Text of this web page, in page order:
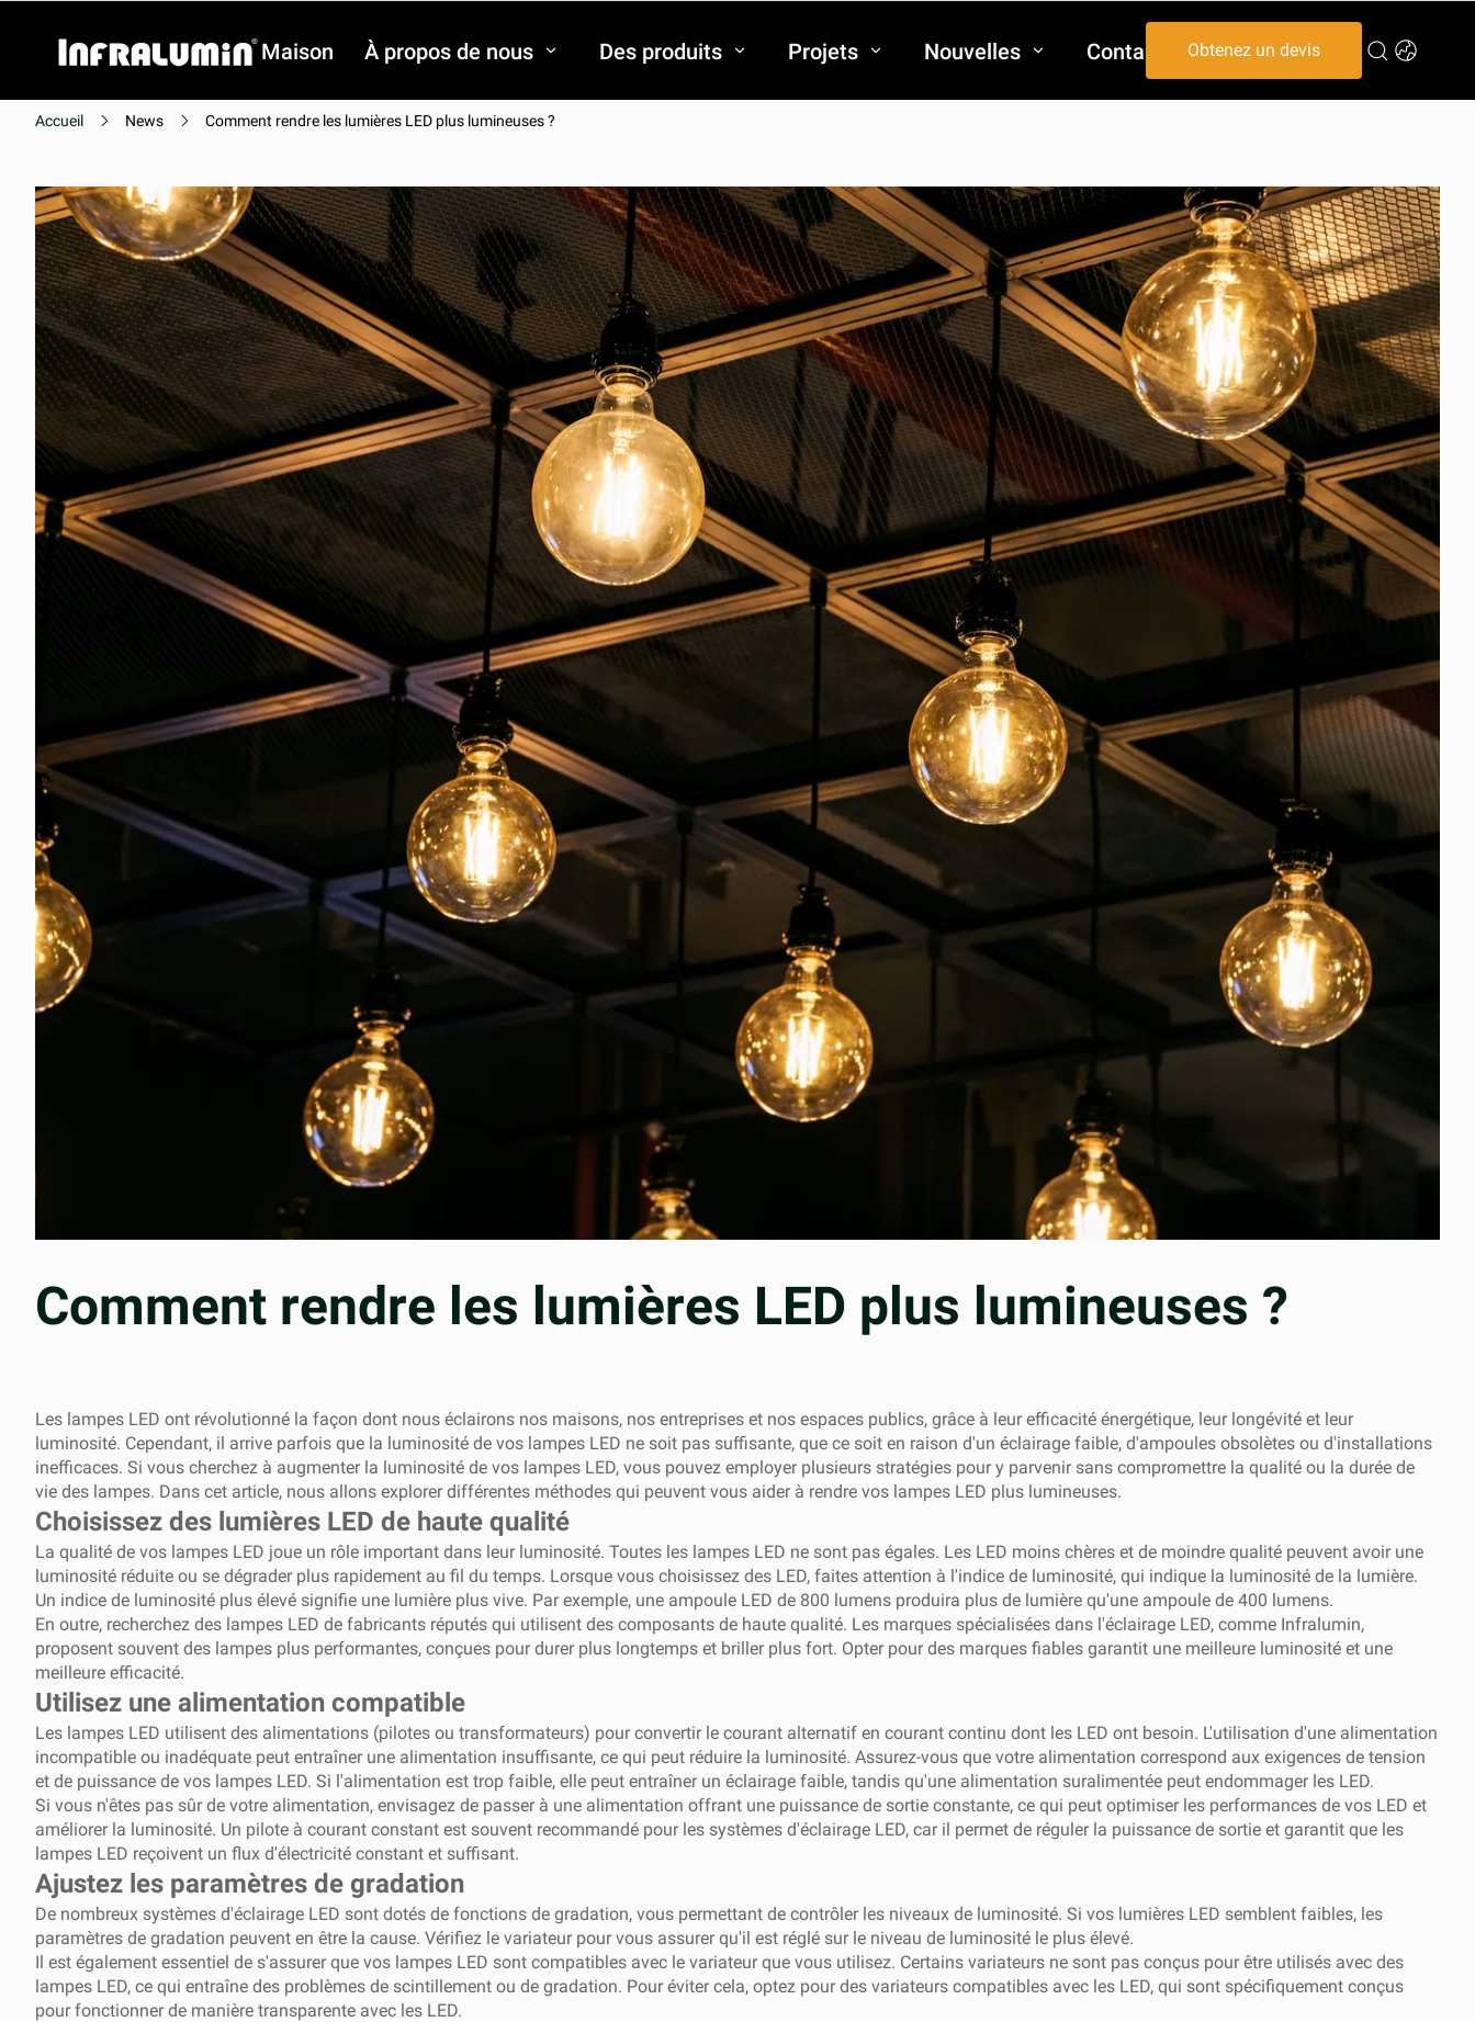
Maison À propos de nous Des produits Projets Nouvelles Contactez-nousObtenez un devis
Accueil News Comment rendre les lumières LED plus lumineuses ?
Comment rendre les lumières LED plus lumineuses ?
Les lampes LED ont révolutionné la façon dont nous éclairons nos maisons, nos entreprises et nos espaces publics, grâce à leur efficacité énergétique, leur longévité et leur
luminosité. Cependant, il arrive parfois que la luminosité de vos lampes LED ne soit pas suffisante, que ce soit en raison d'un éclairage faible, d'ampoules obsolètes ou d'installations
inefficaces. Si vous cherchez à augmenter la luminosité de vos lampes LED, vous pouvez employer plusieurs stratégies pour y parvenir sans compromettre la qualité ou la durée de
vie des lampes. Dans cet article, nous allons explorer différentes méthodes qui peuvent vous aider à rendre vos lampes LED plus lumineuses.
Choisissez des lumières LED de haute qualité
La qualité de vos lampes LED joue un rôle important dans leur luminosité. Toutes les lampes LED ne sont pas égales. Les LED moins chères et de moindre qualité peuvent avoir une
luminosité réduite ou se dégrader plus rapidement au fil du temps. Lorsque vous choisissez des LED, faites attention à l'indice de luminosité, qui indique la luminosité de la lumière.
Un indice de luminosité plus élevé signifie une lumière plus vive. Par exemple, une ampoule LED de 800 lumens produira plus de lumière qu'une ampoule de 400 lumens.
En outre, recherchez des lampes LED de fabricants réputés qui utilisent des composants de haute qualité. Les marques spécialisées dans l'éclairage LED, comme Infralumin,
proposent souvent des lampes plus performantes, conçues pour durer plus longtemps et briller plus fort. Opter pour des marques fiables garantit une meilleure luminosité et une
meilleure efficacité.
Utilisez une alimentation compatible
Les lampes LED utilisent des alimentations (pilotes ou transformateurs) pour convertir le courant alternatif en courant continu dont les LED ont besoin. L'utilisation d'une alimentation
incompatible ou inadéquate peut entraîner une alimentation insuffisante, ce qui peut réduire la luminosité. Assurez-vous que votre alimentation correspond aux exigences de tension
et de puissance de vos lampes LED. Si l'alimentation est trop faible, elle peut entraîner un éclairage faible, tandis qu'une alimentation suralimentée peut endommager les LED.
Si vous n'êtes pas sûr de votre alimentation, envisagez de passer à une alimentation offrant une puissance de sortie constante, ce qui peut optimiser les performances de vos LED et
améliorer la luminosité. Un pilote à courant constant est souvent recommandé pour les systèmes d'éclairage LED, car il permet de réguler la puissance de sortie et garantit que les
lampes LED reçoivent un flux d'électricité constant et suffisant.
Ajustez les paramètres de gradation
De nombreux systèmes d'éclairage LED sont dotés de fonctions de gradation, vous permettant de contrôler les niveaux de luminosité. Si vos lumières LED semblent faibles, les
paramètres de gradation peuvent en être la cause. Vérifiez le variateur pour vous assurer qu'il est réglé sur le niveau de luminosité le plus élevé.
Il est également essentiel de s'assurer que vos lampes LED sont compatibles avec le variateur que vous utilisez. Certains variateurs ne sont pas conçus pour être utilisés avec des
lampes LED, ce qui entraîne des problèmes de scintillement ou de gradation. Pour éviter cela, optez pour des variateurs compatibles avec les LED, qui sont spécifiquement conçus
pour fonctionner de manière transparente avec les LED.